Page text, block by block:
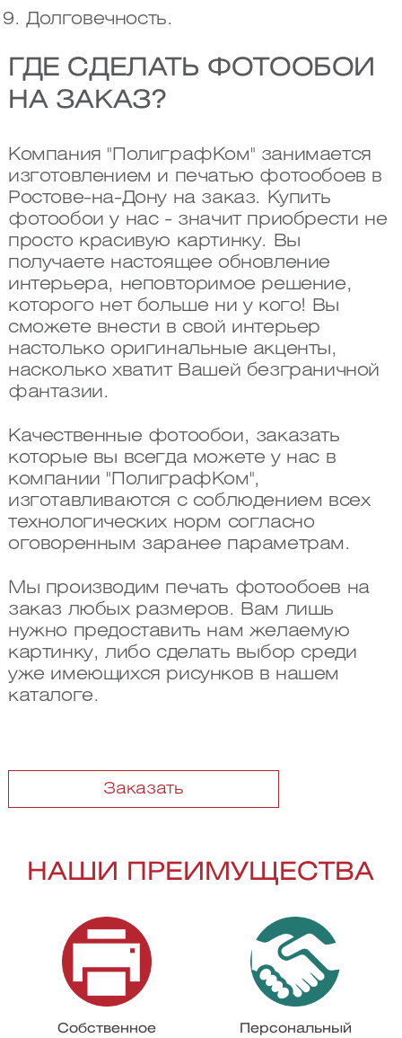
Долговечность.
ГДЕ СДЕЛАТЬ ФОТООБОИ
НА ЗАКАЗ?
Компания "ПолиграфКом" занимается
изготовлением и печатью фотообоев в
Ростове-на-Дону на заказ. Купить
фотообои у нас - значит приобрести не
просто красивую картинку. Вы
получаете настоящее обновление
интерьера, неповторимое решение,
которого нет больше ни у кого! Вы
сможете внести в свой интерьер
настолько оригинальные акценты,
насколько хватит Вашей безграничной
фантазии.
Качественные фотообои, заказать
которые вы всегда можете у нас в
компании "ПолиграфКом",
изготавливаются с соблюдением всех
технологических норм согласно
оговоренным заранее параметрам.
Мы производим печать фотообоев на
заказ любых размеров. Вам лишь
нужно предоставить нам желаемую
картинку, либо сделать выбор среди
уже имеющихся рисунков в нашем
каталоге.
Заказать
НАШИ ПРЕИМУЩЕСТВА
Собственное
Персональный